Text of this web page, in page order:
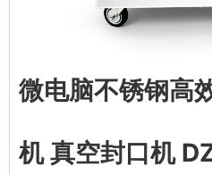
微电脑不锈钢高
机 真空封口机